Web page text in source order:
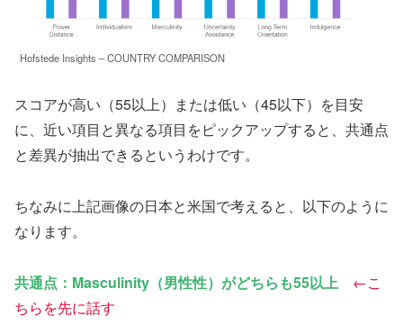
Hofstede Insights – COUNTRY COMPARISON
スコアが高い（55以上）または低い（45以下）を目安
に、近い項目と異なる項目をピックアップすると、共通点
と差異が抽出できるというわけです。
ちなみに上記画像の日本と米国で考えると、以下のように
なります。
共通点：Masculinity（男性性）がどちらも55以上
←こ
ちらを先に話す